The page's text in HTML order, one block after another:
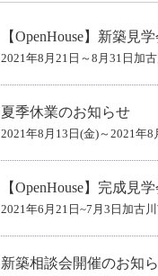
【OpenHouse】新築見
2021年8月21日～8月31日加
夏季休業のお知らせ
2021年8月13日(金)～2021年8
【OpenHouse】完成見
2021年6月21日~7月3日加古
新築相談会開催のお知